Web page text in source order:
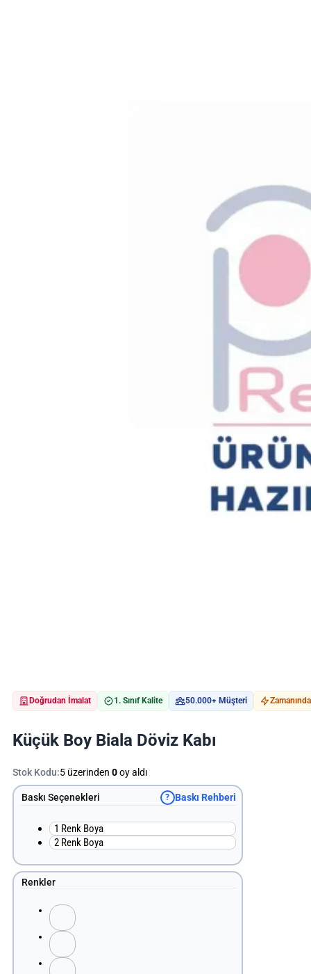
Doğrudan İmalat 1. Sınıf Kalite 50.000+ Müşteri
Küçük Boy Biala Döviz Kabı
Stok Kodu:5 üzerinden 0oy aldı
Baskı Seçenekleri ? Baskı Rehberi
1 Renk Boya
2 Renk Boya
Renkler